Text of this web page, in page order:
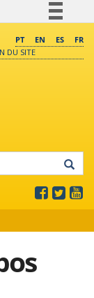
BR
PT EN ES
FR
DU SITE